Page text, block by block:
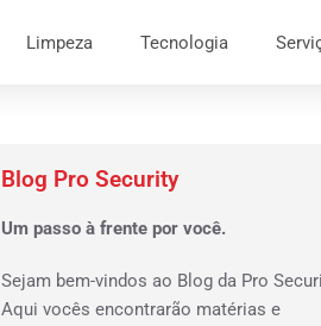
Limpeza Tecnologia
Blog Pro Security
Um passo à frente por você.
Sejam bem-vindos ao Blog da Pro
Aqui vocês encontrarão matérias e